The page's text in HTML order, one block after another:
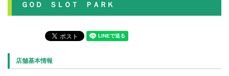
ＧＯＤ ＳＬＯＴ ＰＡＲＫ
店舗基本情報